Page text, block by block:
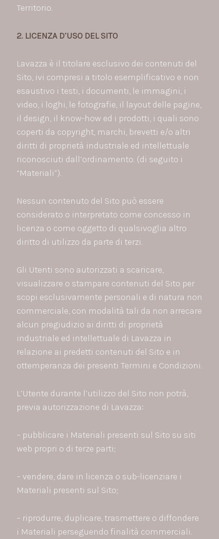
Territorio.
2. LICENZA D’USO DEL SITO
Lavazza è il titolare esclusivo dei contenuti del
Sito, ivi compresi a titolo esemplificativo e non
esaustivo i testi, i documenti, le immagini, i
video, i loghi, le fotografie, il layout delle pagine,
il design, il know-how ed i prodotti, i quali sono
coperti da copyright, marchi, brevetti e/o altri
diritti di proprietà industriale ed intellettuale
riconosciuti dall’ordinamento. (di seguito i
“Materiali”).
Nessun contenuto del Sito può essere
considerato o interpretato come concesso in
licenza o come oggetto di qualsivoglia altro
diritto di utilizzo da parte di terzi.
Gli Utenti sono autorizzati a scaricare,
visualizzare o stampare contenuti del Sito per
scopi esclusivamente personali e di natura non
commerciale, con modalità tali da non arrecare
alcun pregiudizio ai diritti di proprietà
industriale ed intellettuale di Lavazza in
relazione ai predetti contenuti del Sito e in
ottemperanza dei presenti Termini e Condizioni.
L’Utente durante l’utilizzo del Sito non potrà,
previa autorizzazione di Lavazza:
– pubblicare i Materiali presenti sul Sito su siti
web propri o di terze parti;
– vendere, dare in licenza o sub-licenziare i
Materiali presenti sul Sito;
– riprodurre, duplicare, trasmettere o diffondere
i Materiali perseguendo finalità commerciali.